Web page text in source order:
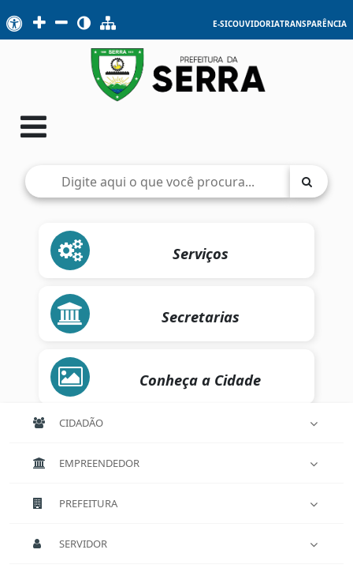
E-SICOUVIDORIATRANSPARÊNCIA
Serviços
Secretarias
Conheça a Cidade
CIDADÃO
EMPREENDEDOR
PREFEITURA
SERVIDOR